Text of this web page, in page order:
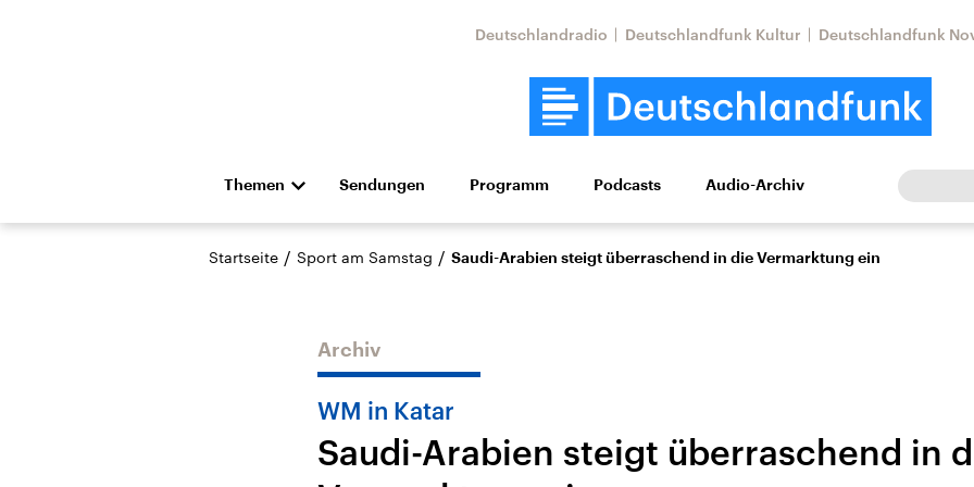
Deutschlandradio Deutschlandfunk Kultur Deutschlandfunk
Themen
Die Nachrichten Politik Wirtschaft Wissen Kultur Europa
Hörspiel und Feature Musik
Landtagswahl Sachsen-
USA
Nahostkonflikt
Aktuelle Lage und
Iran
Sendungen Programm Podcasts Audio-Archiv
Startseite / Sport am Samstag / Saudi-Arabien steigt überraschend in die Vermarktung ein
Archiv
WM in Katar
Saudi-Arabien steigt überraschend in